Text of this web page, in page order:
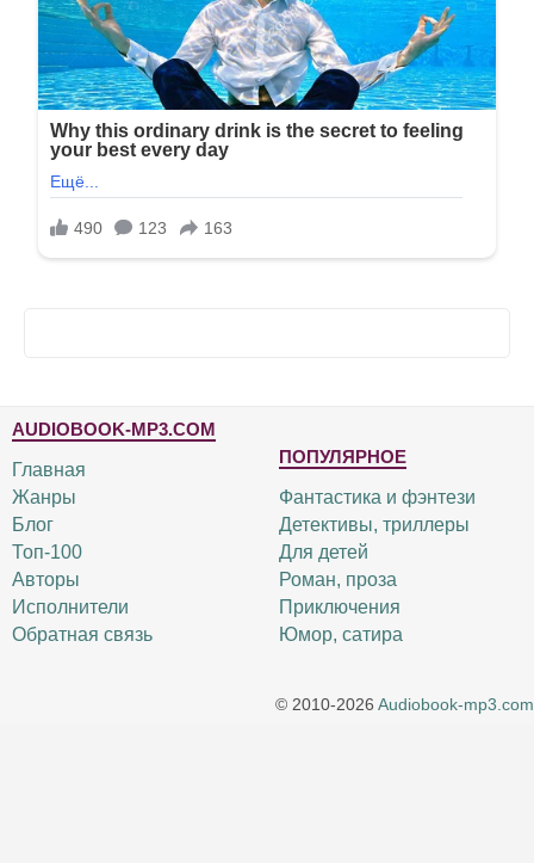
AUDIOBOOK-MP3.COM
Главная
Жанры
Блог
Топ-100
Авторы
Исполнители
Обратная связь
ПОПУЛЯРНОЕ
Фантастика и фэнтези
Детективы, триллеры
Для детей
Роман, проза
Приключения
Юмор, сатира
© 2010-2026 Audiobook-mp3.com